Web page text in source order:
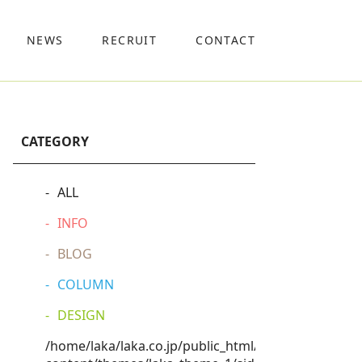
NEWS RECRUIT CONTACT
CATEGORY
ALL
INFO
BLOG
COLUMN
DESIGN
/home/laka/laka.co.jp/public_html/wp-